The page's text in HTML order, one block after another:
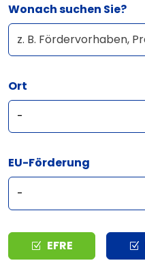
Wonach suchen Sie?
Ort
EU-Förderung
Typ EFRE